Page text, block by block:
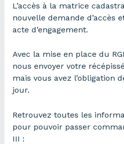
L’accès à la matrice
nouvelle demande d’accès
acte d’engagement.
Avec la mise en place du
nous envoyer votre
mais vous avez l’obligation
jour.
Retrouvez toutes les
pour pouvoir passer
III :